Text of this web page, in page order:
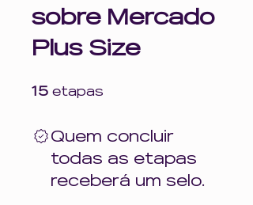
sobre Mercado
Plus Size
15 etapas
Quem concluir
todas as etapas
receberá um selo.